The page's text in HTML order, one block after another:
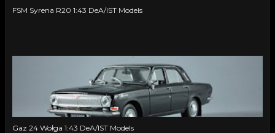
FSM Syrena R20 1:43 DeA/IST Models
Gaz 24 Wołga 1:43 DeA/IST Models